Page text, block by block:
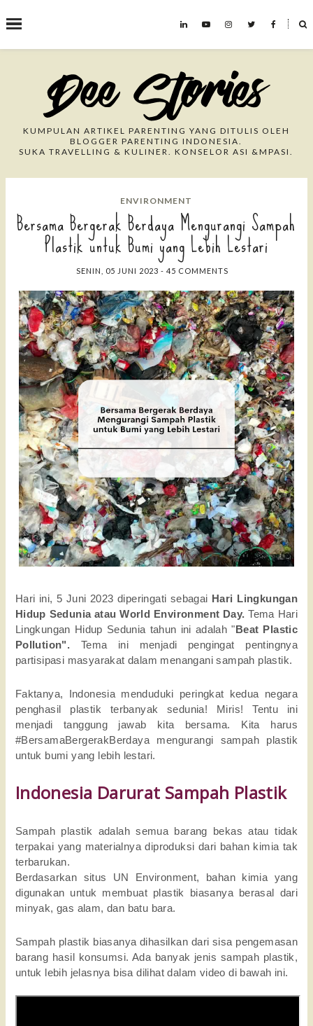
˟
Search This Blog
KUMPULAN ARTIKEL PARENTING YANG DITULIS OLEH
BLOGGER PARENTING INDONESIA.
SUKA TRAVELLING & KULINER. KONSELOR ASI &MPASI.
ENVIRONMENT
Bersama Bergerak Berdaya Mengurangi Sampah
Plastik untuk Bumi yang Lebih Lestari
SENIN, 05 JUNI 2023-45 COMMENTS
Hari ini, 5 Juni 2023 diperingati sebagai Hari Lingkungan
Hidup Sedunia atau World Environment Day.Tema Hari
Lingkungan Hidup Sedunia tahun ini adalah " Beat Plastic
Pollution". Tema ini menjadi pengingat pentingnya
partisipasi masyarakat dalam menangani sampah plastik.
Faktanya, Indonesia menduduki peringkat kedua negara
penghasil plastik terbanyak sedunia! Miris! Tentu ini
menjadi tanggung jawab kita bersama. Kita harus
#BersamaBergerakBerdaya mengurangi sampah plastik
untuk bumi yang lebih lestari.
Indonesia Darurat Sampah Plastik
Sampah plastik adalah semua barang bekas atau tidak
terpakai yang materialnya diproduksi dari bahan kimia tak
terbarukan.
Berdasarkan situs UN Environment, bahan kimia yang
digunakan untuk membuat plastik biasanya berasal dari
minyak, gas alam, dan batu bara.
Sampah plastik biasanya dihasilkan dari sisa pengemasan
barang hasil konsumsi. Ada banyak jenis sampah plastik,
untuk lebih jelasnya bisa dilihat dalam video di bawah ini.